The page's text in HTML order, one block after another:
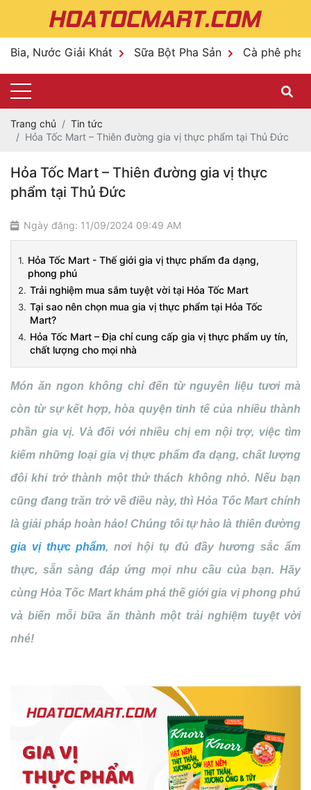
Bia, Nước Giải Khát Sữa Bột Pha Sản Cà phê pha
Trang chủ
Tin tức
Hỏa Tốc Mart – Thiên đường gia vị thực phẩm tại Thủ Đức
Hỏa Tốc Mart – Thiên đường gia vị thực
phẩm tại Thủ Đức
Ngày đăng: 11/09/2024 09:49 AM
Hỏa Tốc Mart - Thế giới gia vị thực phẩm đa dạng,
phong phú
Trải nghiệm mua sắm tuyệt vời tại Hỏa Tốc Mart
Tại sao nên chọn mua gia vị thực phẩm tại Hỏa Tốc
Mart?
Hỏa Tốc Mart – Địa chỉ cung cấp gia vị thực phẩm uy tín,
chất lượng cho mọi nhà
Món ăn ngon không chỉ đến từ nguyên liệu tươi mà
còn từ sự kết hợp, hòa quyện tinh tế của nhiều thành
phần gia vị. Và đối với nhiều chị em nội trợ, việc tìm
kiếm những loại gia vị thực phẩm đa dạng, chất lượng
đôi khi trở thành một thử thách không nhỏ. Nếu bạn
cũng đang trăn trở về điều này, thì Hỏa Tốc Mart chính
là giải pháp hoàn hảo! Chúng tôi tự hào là thiên đường
gia vị thực phẩm, nơi hội tụ đủ đầy hương sắc ẩm
thực, sẵn sàng đáp ứng mọi nhu cầu của bạn. Hãy
cùng Hỏa Tốc Mart khám phá thế giới gia vị phong phú
và biến mỗi bữa ăn thành một trải nghiệm tuyệt vời
nhé!